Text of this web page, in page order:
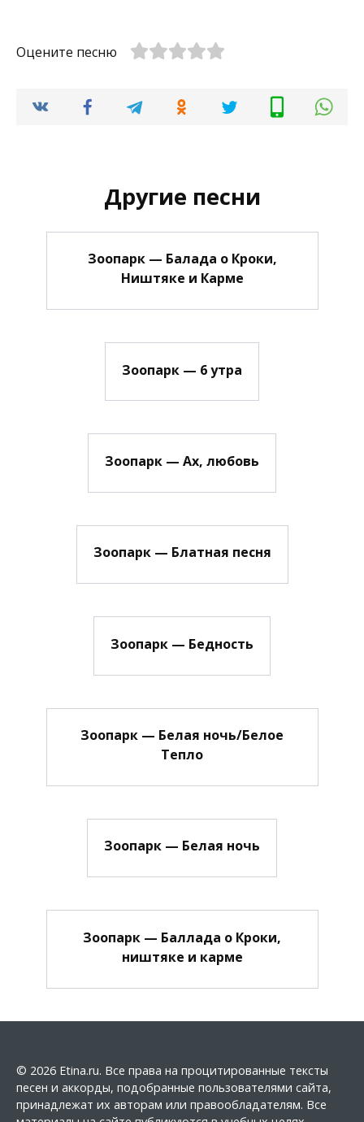
Оцените песню
Другие песни
Зоопарк — Балада о Кроки,
Ништяке и Карме
Зоопарк — 6 утра
Зоопарк — Ах, любовь
Зоопарк — Блатная песня
Зоопарк — Бедность
Зоопарк — Белая ночь/Белое
Тепло
Зоопарк — Белая ночь
Зоопарк — Баллада о Кроки,
ништяке и карме
© 2026 Etina.ru. Все права на процитированные тексты
песен и аккорды, подобранные пользователями сайта,
принадлежат их авторам или правообладателям. Все